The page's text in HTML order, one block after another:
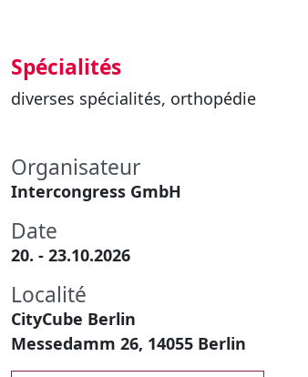
Spécialités
diverses spécialités, orthopédie
Organisateur
Intercongress GmbH
Date
20. - 23.10.2026
Localité
CityCube Berlin
Messedamm 26, 14055 Berlin